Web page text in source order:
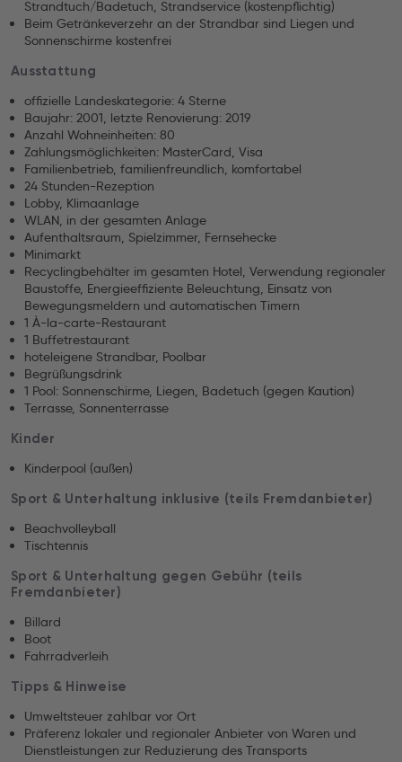
Strandtuch/Badetuch, Strandservice (kostenpflichtig)
Beim Getränkeverzehr an der Strandbar sind Liegen und
Sonnenschirme kostenfrei
Ausstattung
offizielle Landeskategorie: 4 Sterne
Baujahr: 2001, letzte Renovierung: 2019
Anzahl Wohneinheiten: 80
Zahlungsmöglichkeiten: MasterCard, Visa
Familienbetrieb, familienfreundlich, komfortabel
24 Stunden-Rezeption
Lobby, Klimaanlage
WLAN, in der gesamten Anlage
Aufenthaltsraum, Spielzimmer, Fernsehecke
Minimarkt
Recyclingbehälter im gesamten Hotel, Verwendung regionaler
Baustoffe, Energieeffiziente Beleuchtung, Einsatz von
Bewegungsmeldern und automatischen Timern
1 À-la-carte-Restaurant
1 Buffetrestaurant
hoteleigene Strandbar, Poolbar
Begrüßungsdrink
1 Pool: Sonnenschirme, Liegen, Badetuch (gegen Kaution)
Terrasse, Sonnenterrasse
Kinder
Kinderpool (außen)
Sport & Unterhaltung inklusive (teils Fremdanbieter)
Beachvolleyball
Tischtennis
Sport & Unterhaltung gegen Gebühr (teils
Fremdanbieter)
Billard
Boot
Fahrradverleih
Tipps & Hinweise
Umweltsteuer zahlbar vor Ort
Präferenz lokaler und regionaler Anbieter von Waren und
Dienstleistungen zur Reduzierung des Transports